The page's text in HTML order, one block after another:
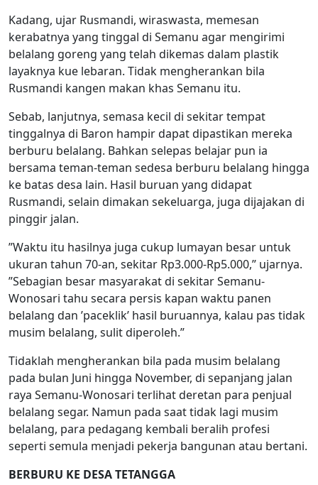
Kadang, ujar Rusmandi, wiraswasta, memesan
kerabatnya yang tinggal di Semanu agar mengirimi
belalang goreng yang telah dikemas dalam plastik
layaknya kue lebaran. Tidak mengherankan bila
Rusmandi kangen makan khas Semanu itu.
Sebab, lanjutnya, semasa kecil di sekitar tempat
tinggalnya di Baron hampir dapat dipastikan mereka
berburu belalang. Bahkan selepas belajar pun ia
bersama teman-teman sedesa berburu belalang hingga
ke batas desa lain. Hasil buruan yang didapat
Rusmandi, selain dimakan sekeluarga, juga dijajakan di
pinggir jalan.
”Waktu itu hasilnya juga cukup lumayan besar untuk
ukuran tahun 70-an, sekitar Rp3.000-Rp5.000,” ujarnya.
”Sebagian besar masyarakat di sekitar Semanu-
Wonosari tahu secara persis kapan waktu panen
belalang dan ’paceklik’ hasil buruannya, kalau pas tidak
musim belalang, sulit diperoleh.”
Tidaklah mengherankan bila pada musim belalang
pada bulan Juni hingga November, di sepanjang jalan
raya Semanu-Wonosari terlihat deretan para penjual
belalang segar. Namun pada saat tidak lagi musim
belalang, para pedagang kembali beralih profesi
seperti semula menjadi pekerja bangunan atau bertani.
BERBURU KE DESA TETANGGA